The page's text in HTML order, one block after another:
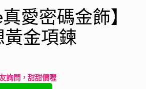
真愛密碼金飾】
金項鍊
詢問，甜甜價喔